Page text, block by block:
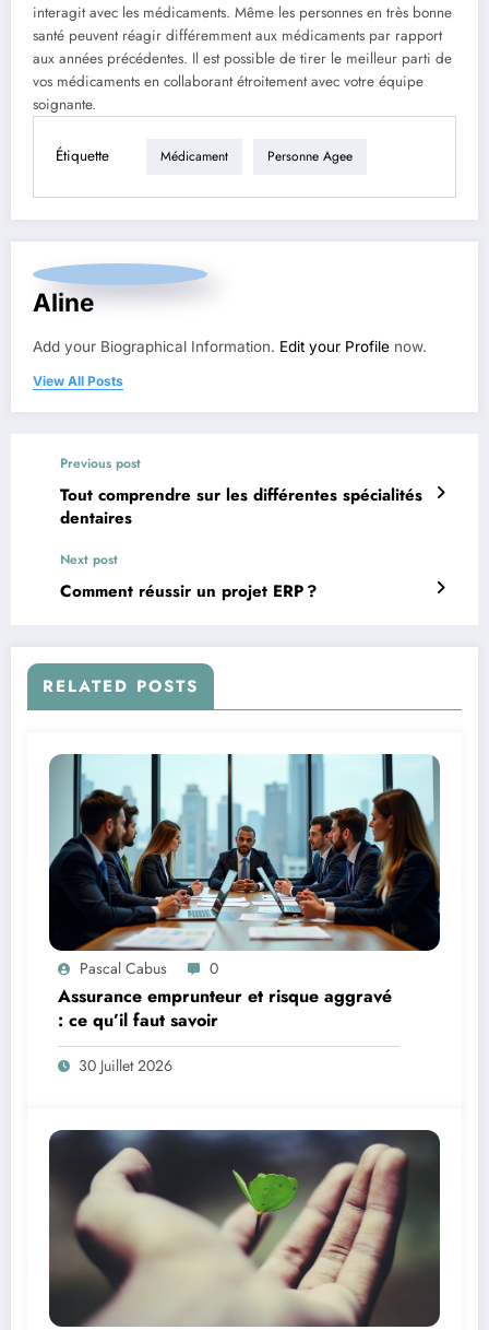
interagit avec les médicaments. Même les personnes en très bonne
santé peuvent réagir différemment aux médicaments par rapport
aux années précédentes. Il est possible de tirer le meilleur parti de
vos médicaments en collaborant étroitement avec votre équipe
soignante.
Étiquette Médicament Personne Agee
Aline
Add your Biographical Information. Edit your Profile now.
View All Posts
Previous post
Tout comprendre sur les différentes spécialités
dentaires
Next post
Comment réussir un projet ERP ?
RELATED POSTS
Pascal Cabus 0
Assurance emprunteur et risque aggravé
: ce qu’il faut savoir
30 Juillet 2026